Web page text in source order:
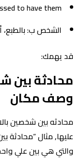
to have them.
الشخص ب: بالطبع،
قد يهمك:
محادثة بين
وصف مكان
محادثه بين شخصين
عليها, مثال “محادثة
والتي هي بين علي